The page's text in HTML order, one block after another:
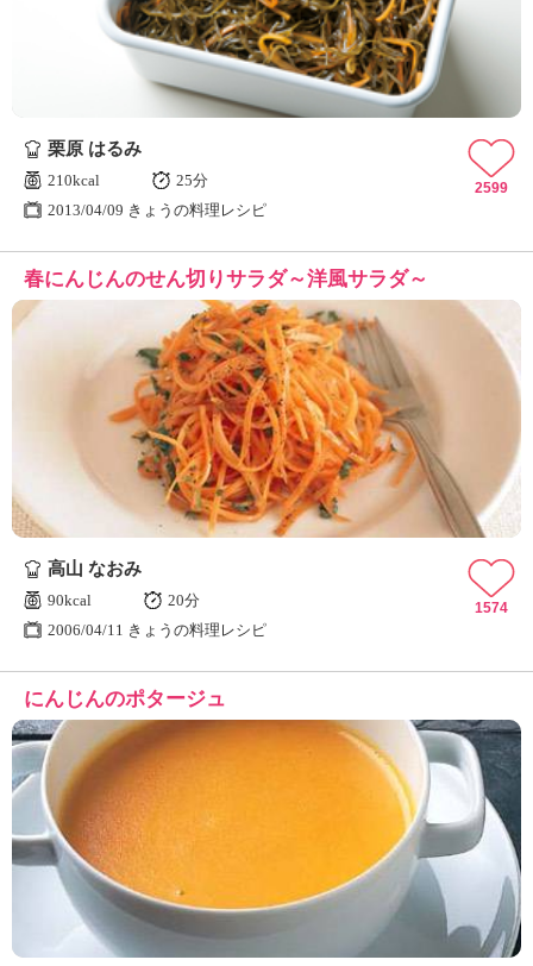
栗原 はるみ
210kcal
25分
2013/04/09 きょうの料理レシピ
2599
春にんじんのせん切りサラダ～洋風サラダ～
高山 なおみ
90kcal
20分
2006/04/11 きょうの料理レシピ
1574
にんじんのポタージュ